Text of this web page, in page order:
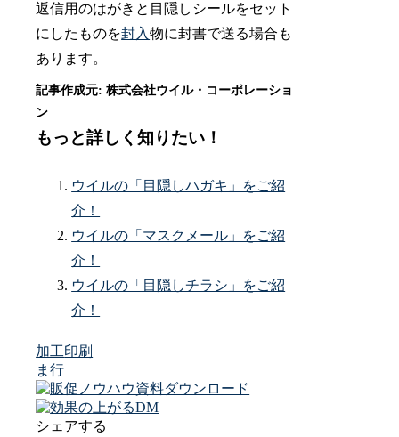
返信用のはがきと目隠しシールをセット
にしたものを封入物に封書で送る場合も
あります。
もっと詳しく知りたい！
ウイルの「目隠しハガキ」をご紹
介！
ウイルの「マスクメール」をご紹
介！
ウイルの「目隠しチラシ」をご紹
介！
加工印刷
ま行
シェアする